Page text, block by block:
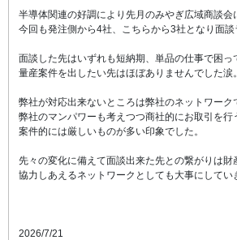
半導体関連の好調により先月のみやぎ広域商談会
今回も発注側から4社、こちらから3社となり面談
面談した先はいずれも短納期、単品の仕事で困
量産案件を出したい先はほぼありませんでした涙。
弊社が対応出来ないところは弊社のネットワーク
弊社のマンパワーも考えつつ商社的にお取引を
案件的には厳しいものが多い印象でした。
先々の変化に備えて面談出来た先との繋がりは財
協力しあえるネットワークとしても大事にしてい
2026/7/21